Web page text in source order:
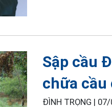
Sập cầu
chữa cầu
ĐÌNH TRỌNG | 07/